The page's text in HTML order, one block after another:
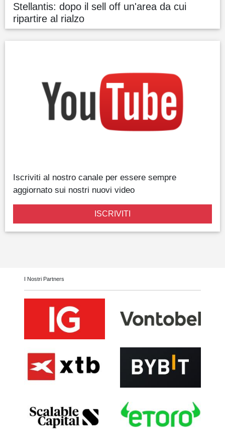
Stellantis: dopo il sell off un'area da cui
ripartire al rialzo
Iscriviti al nostro canale per essere sempre
aggiornato sui nostri nuovi video
ISCRIVITI
I Nostri Partners